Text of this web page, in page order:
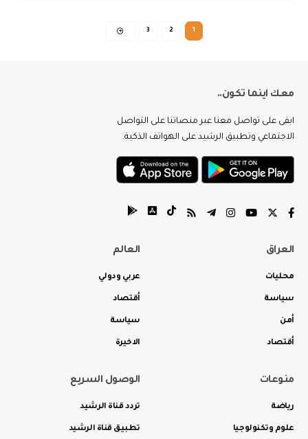
1
2
3
معك اينما تكون..
ابقى على تواصل معنا عبر منصاتنا على التواصل
الاجتماعي وتطبيق الرشيد على الهواتف الذكية.
العراق
محليات
سياسة
أمن
أقتصاد
العالم
عربي ودولي
أقتصاد
سياسة
الاخيرة
منوعات
رياضة
علوم وتكنولوجيا
الوصول السريع
تردد قناة الرشيد
تطبيق قناة الرشيد